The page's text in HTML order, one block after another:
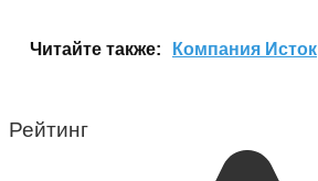
Читайте также: Компания Исток
Рейтинг